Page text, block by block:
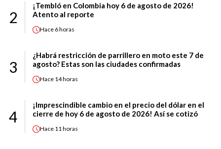
2
¡Tembló en Colombia hoy 6 de agosto de 2026!
Atento al reporte
Hace 6 horas
3
¿Habrá restricción de parrillero en moto este 7 de
agosto? Estas son las ciudades confirmadas
Hace 14 horas
4
¡Imprescindible cambio en el precio del dólar en el
cierre de hoy 6 de agosto de 2026! Así se cotizó
Hace 11 horas